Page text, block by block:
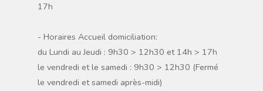
17h
- Horaires Accueil domiciliation:
du Lundi au Jeudi : 9h30 > 12h30 et 14h > 17h
le vendredi et le samedi : 9h30 > 12h30 (Fermé
le vendredi et samedi après-midi)